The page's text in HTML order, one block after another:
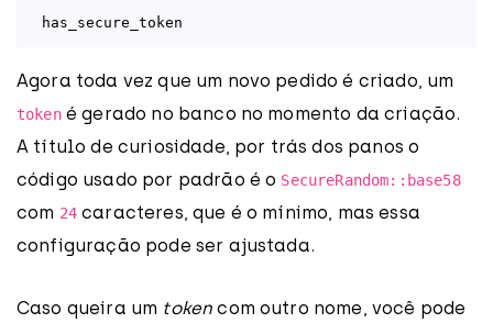
Agora toda vez que um novo pedido é criado, um
tokené gerado no banco no momento da criação.
A título de curiosidade, por trás dos panos o
código usado por padrão é o SecureRandom::base58
com 24caracteres, que é o mínimo, mas essa
configuração pode ser ajustada.
Caso queira um token com outro nome, você pode